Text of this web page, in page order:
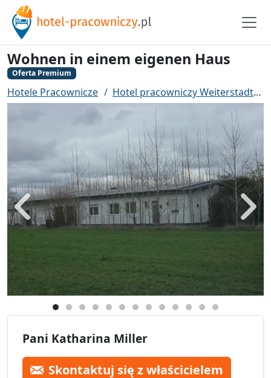
Wohnen in einem eigenen Haus
Oferta Premium
Hotele Pracownicze Hotel pracowniczy Weiterstadt
Powrót Dalej
Pani Katharina Miller
Skontaktuj się z właścicielem